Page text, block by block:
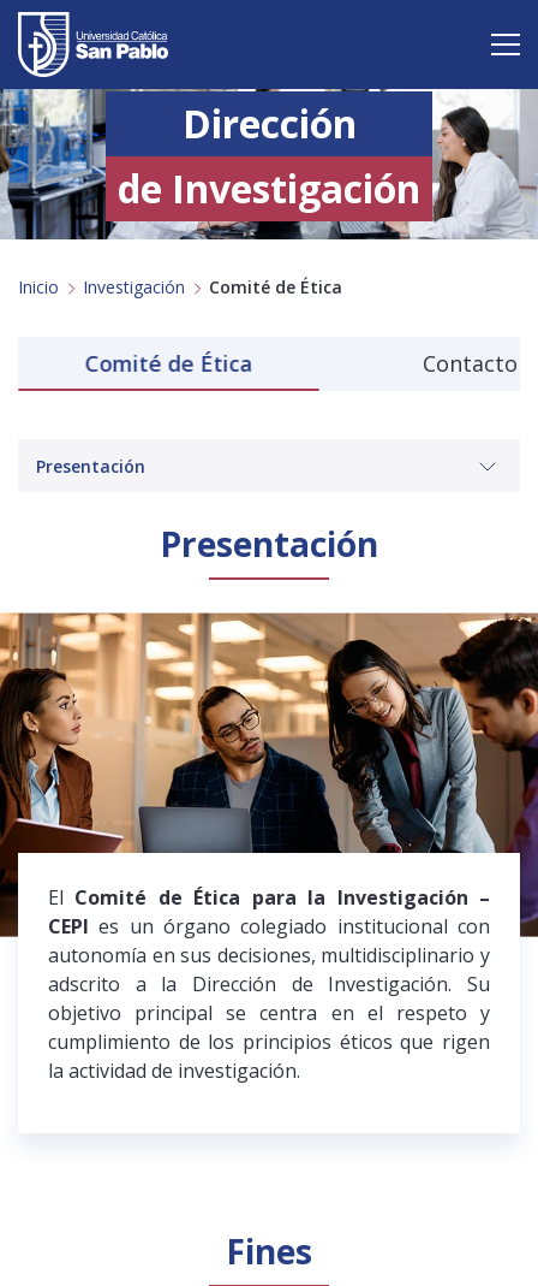
Vive San Pablo
Admisión
Carreras
Postgrado
Servicio y proyección a la sociedad
Licenciamiento Biblioteca Noticias
Dirección
de Investigación
Inicio Investigación Comité de Ética
Comité de Ética Contacto
Presentación
Presentación
El Comité de Ética para la Investigación –
CEPI es un órgano colegiado institucional con
autonomía en sus decisiones, multidisciplinario y
adscrito a la Dirección de Investigación. Su
objetivo principal se centra en el respeto y
cumplimiento de los principios éticos que rigen
la actividad de investigación.
Fines